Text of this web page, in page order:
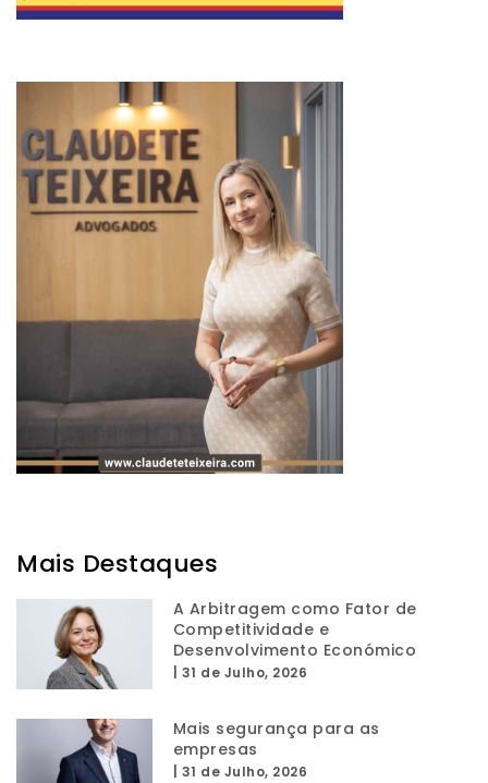
Mais Destaques
A Arbitragem como Fator de
Competitividade e
Desenvolvimento Económico
31 de Julho, 2026
Mais segurança para as
empresas
31 de Julho, 2026